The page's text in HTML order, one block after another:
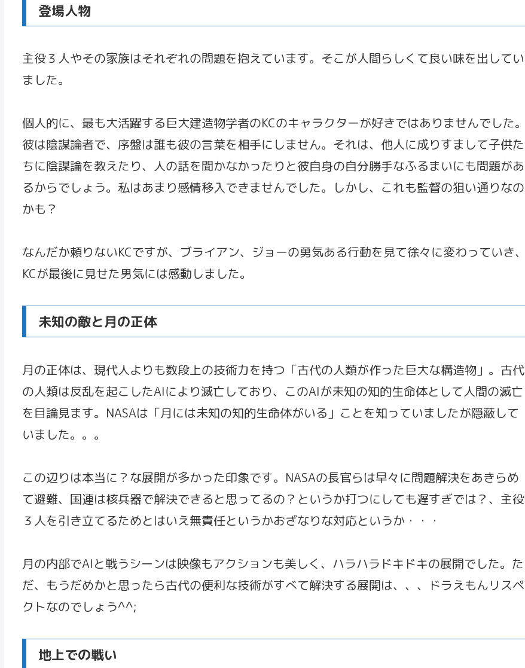
登場人物
主役３人やその家族はそれぞれの問題を抱えています。そこが人間らしくて良い味を出してい
ました。
個人的に、最も大活躍する巨大建造物学者のKCのキャラクターが好きではありませんでした。
彼は陰謀論者で、序盤は誰も彼の言葉を相手にしません。それは、他人に成りすまして子供た
ちに陰謀論を教えたり、人の話を聞かなかったりと彼自身の自分勝手なふるまいにも問題があ
るからでしょう。私はあまり感情移入できませんでした。しかし、これも監督の狙い通りなの
かも？
なんだか頼りないKCですが、ブライアン、ジョーの勇気ある行動を見て徐々に変わっていき、
KCが最後に見せた男気には感動しました。
未知の敵と月の正体
月の正体は、現代人よりも数段上の技術力を持つ「古代の人類が作った巨大な構造物」。古代
の人類は反乱を起こしたAIにより滅亡しており、このAIが未知の知的生命体として人間の滅亡
を目論見ます。NASAは「月には未知の知的生命体がいる」ことを知っていましたが隠蔽して
いました。。。
この辺りは本当に？な展開が多かった印象です。NASAの長官らは早々に問題解決をあきらめ
て避難、国連は核兵器で解決できると思ってるの？というか打つにしても遅すぎでは？、主役
３人を引き立てるためとはいえ無責任というかおざなりな対応というか・・・
月の内部でAIと戦うシーンは映像もアクションも美しく、ハラハラドキドキの展開でした。た
だ、もうだめかと思ったら古代の便利な技術がすべて解決する展開は、、、ドラえもんリスペ
クトなのでしょう^^;
地上での戦い